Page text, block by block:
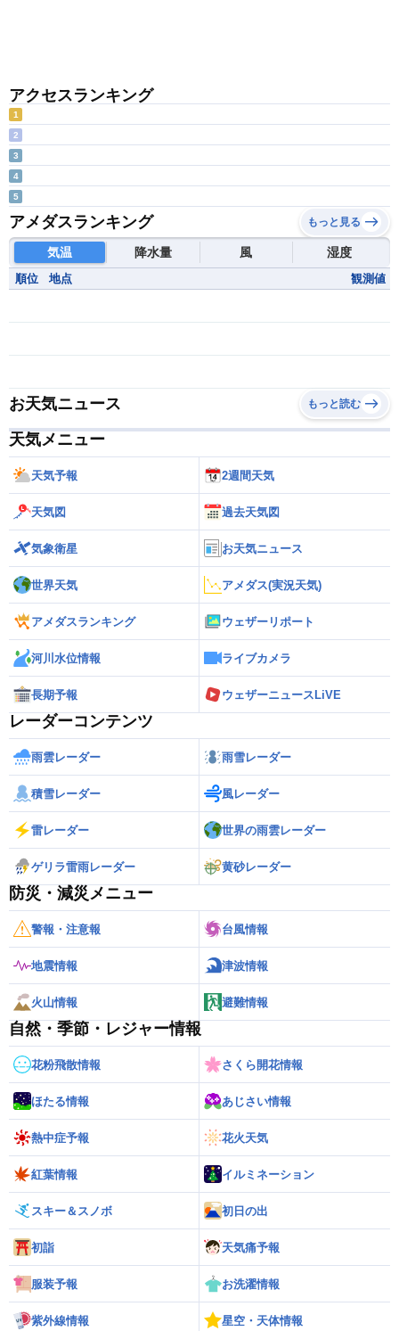
アクセスランキング
1
2
3
4
5
アメダスランキング もっと見る
気温 降水量 風 湿度
順位 地点 観測値
お天気ニュース もっと読む
天気メニュー
天気予報 2週間天気
天気図 過去天気図
気象衛星 お天気ニュース
世界天気 アメダス(実況天気)
アメダスランキング ウェザーリポート
河川水位情報 ライブカメラ
長期予報 ウェザーニュースLiVE
レーダーコンテンツ
雨雲レーダー 雨雪レーダー
積雪レーダー 風レーダー
雷レーダー 世界の雨雲レーダー
ゲリラ雷雨レーダー 黄砂レーダー
防災・減災メニュー
警報・注意報 台風情報
地震情報 津波情報
火山情報 避難情報
自然・季節・レジャー情報
花粉飛散情報 さくら開花情報
ほたる情報 あじさい情報
熱中症予報 花火天気
紅葉情報 イルミネーション
スキー＆スノボ 初日の出
初詣 天気痛予報
服装予報 お洗濯情報
紫外線情報 星空・天体情報